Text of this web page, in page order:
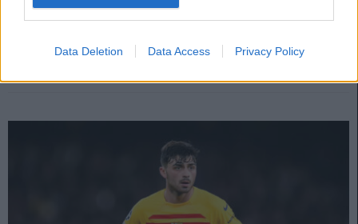
Data Deletion Data Access Privacy Policy
9. enero 2026 PorJesus Gallo|
mercado entre el 3 y 9 de enero.